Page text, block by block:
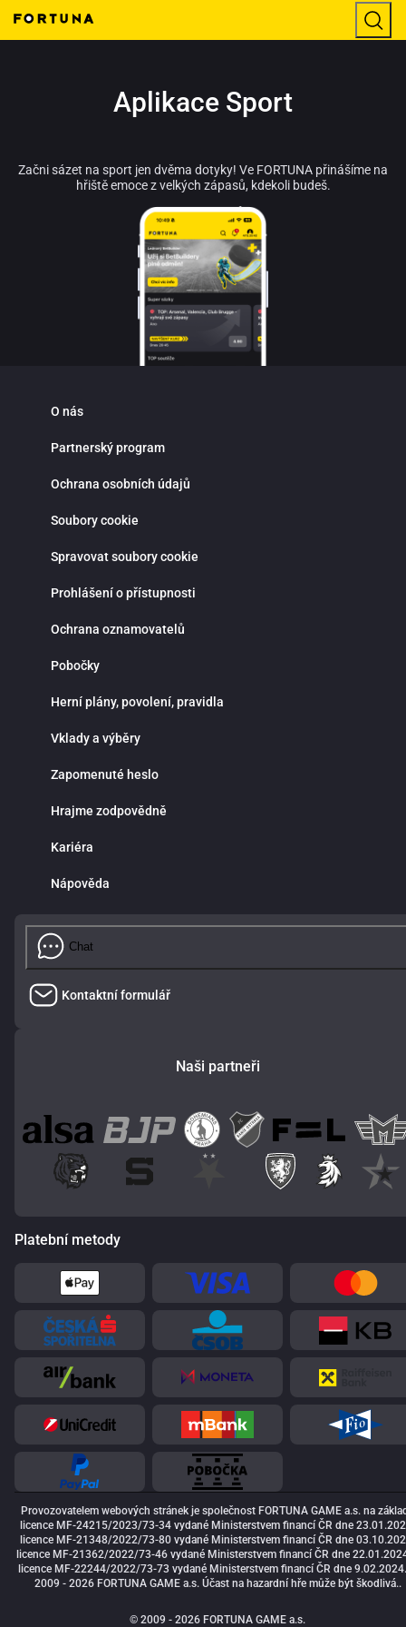
Aplikace Sport
Začni sázet na sport jen dvěma dotyky! Ve FORTUNA přinášíme na
hřiště emoce z velkých zápasů, kdekoli budeš.
O nás
Partnerský program
Ochrana osobních údajů
Soubory cookie
Spravovat soubory cookie
Prohlášení o přístupnosti
Ochrana oznamovatelů
Pobočky
Herní plány, povolení, pravidla
Vklady a výběry
Zapomenuté heslo
Hrajme zodpovědně
Kariéra
Nápověda
Chat
Kontaktní formulář
Naši partneři
Platební metody
Provozovatelem webových stránek je společnost FORTUNA GAME a.s. na
licence MF-24215/2023/73-34 vydané Ministerstvem financí ČR dne
licence MF-21348/2022/73-80 vydané Ministerstvem financí ČR dne
licence MF-21362/2022/73-46 vydané Ministerstvem financí ČR dne
licence MF-22244/2022/73-73 vydané Ministerstvem financí ČR dne
2009 - 2026 FORTUNA GAME a.s. Účast na hazardní hře může být škodlivá..
© 2009 - 2026 FORTUNA GAME a.s.